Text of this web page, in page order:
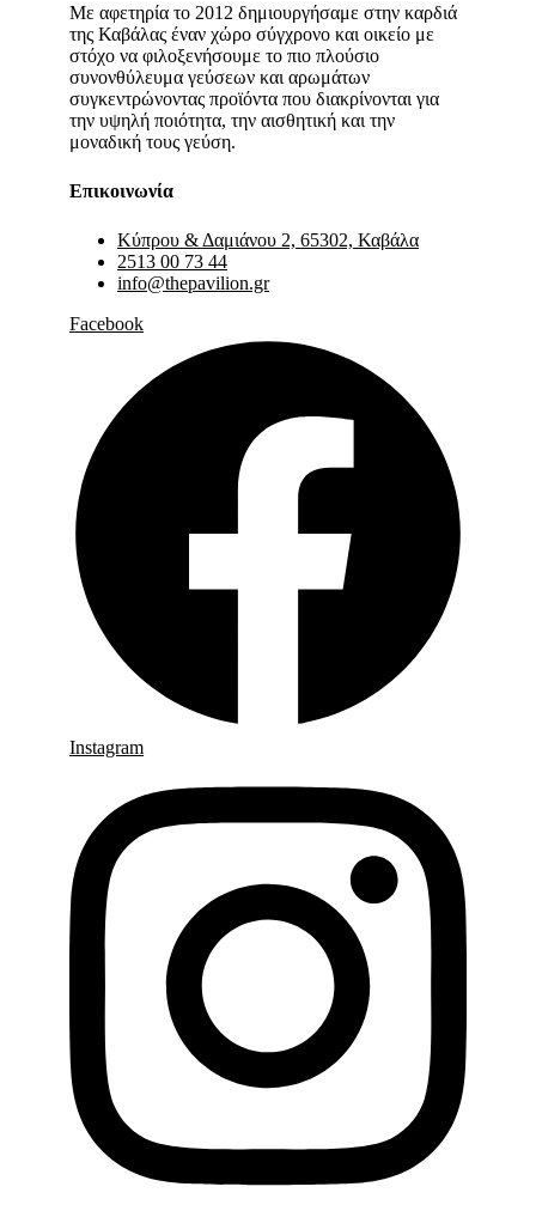
Με αφετηρία το 2012 δημιουργήσαμε στην καρδιά
της Καβάλας έναν χώρο σύγχρονο και οικείο με
στόχο να φιλοξενήσουμε το πιο πλούσιο
συνονθύλευμα γεύσεων και αρωμάτων
συγκεντρώνοντας προϊόντα που διακρίνονται για
την υψηλή ποιότητα, την αισθητική και την
μοναδική τους γεύση.
Επικοινωνία
Κύπρου & Δαμιάνου 2, 65302, Καβάλα
2513 00 73 44
info@thepavilion.gr
Facebook
Instagram